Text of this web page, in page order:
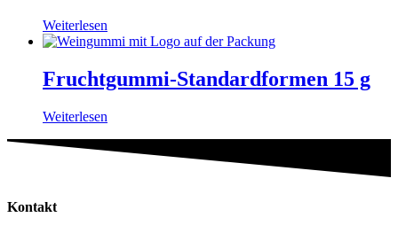
Weiterlesen
Fruchtgummi-Standardformen 15 g
Weiterlesen
Kontakt